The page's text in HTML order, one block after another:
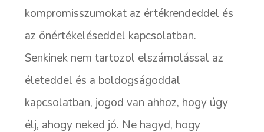
kompromisszumokat az értékrendeddel és
az önértékeléseddel kapcsolatban.
Senkinek nem tartozol elszámolással az
életeddel és a boldogságoddal
kapcsolatban, jogod van ahhoz, hogy úgy
élj, ahogy neked jó. Ne hagyd, hogy